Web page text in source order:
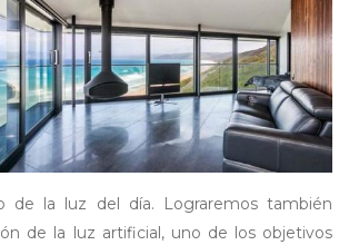
de la luz del día. Lograremos también
de la luz artificial, uno de los objetivos